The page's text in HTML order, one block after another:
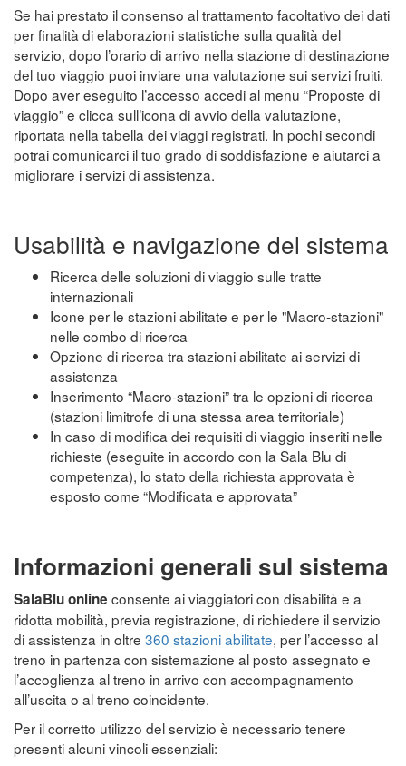
Se hai prestato il consenso al trattamento facoltativo dei dati
per finalità di elaborazioni statistiche sulla qualità del
servizio, dopo l’orario di arrivo nella stazione di destinazione
del tuo viaggio puoi inviare una valutazione sui servizi fruiti.
Dopo aver eseguito l’accesso accedi al menu “Proposte di
viaggio” e clicca sull’icona di avvio della valutazione,
riportata nella tabella dei viaggi registrati. In pochi secondi
potrai comunicarci il tuo grado di soddisfazione e aiutarci a
migliorare i servizi di assistenza.
Usabilità e navigazione del sistema
Ricerca delle soluzioni di viaggio sulle tratte
internazionali
Icone per le stazioni abilitate e per le "Macro-stazioni"
nelle combo di ricerca
Opzione di ricerca tra stazioni abilitate ai servizi di
assistenza
Inserimento “Macro-stazioni” tra le opzioni di ricerca
(stazioni limitrofe di una stessa area territoriale)
In caso di modifica dei requisiti di viaggio inseriti nelle
richieste (eseguite in accordo con la Sala Blu di
competenza), lo stato della richiesta approvata è
esposto come “Modificata e approvata”
Informazioni generali sul sistema
SalaBlu online consente ai viaggiatori con disabilità e a
ridotta mobilità, previa registrazione, di richiedere il servizio
di assistenza in oltre 360 stazioni abilitate, per l’accesso al
treno in partenza con sistemazione al posto assegnato e
l’accoglienza al treno in arrivo con accompagnamento
all’uscita o al treno coincidente.
Per il corretto utilizzo del servizio è necessario tenere
presenti alcuni vincoli essenziali: